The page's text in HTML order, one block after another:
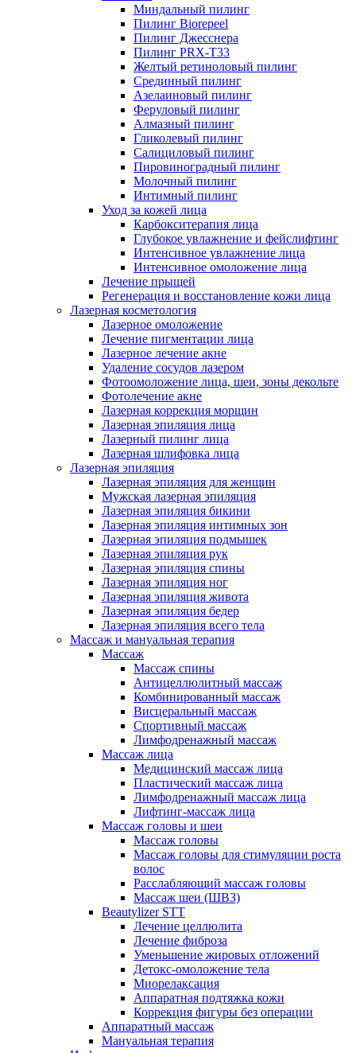
Миндальный пилинг
Пилинг Biorepeel
Пилинг Джесснера
Пилинг PRX-T33
Желтый ретиноловый пилинг
Срединный пилинг
Азелаиновый пилинг
Феруловый пилинг
Алмазный пилинг
Гликолевый пилинг
Салициловый пилинг
Пировиноградный пилинг
Молочный пилинг
Интимный пилинг
Уход за кожей лица
Карбокситерапия лица
Глубокое увлажнение и фейслифтинг
Интенсивное увлажнение лица
Интенсивное омоложение лица
Лечение прыщей
Регенерация и восстановление кожи лица
Лазерная косметология
Лазерное омоложение
Лечение пигментации лица
Лазерное лечение акне
Удаление сосудов лазером
Фотоомоложение лица, шеи, зоны декольте
Фотолечение акне
Лазерная коррекция морщин
Лазерная эпиляция лица
Лазерный пилинг лица
Лазерная шлифовка лица
Лазерная эпиляция
Лазерная эпиляция для женщин
Мужская лазерная эпиляция
Лазерная эпиляция бикини
Лазерная эпиляция интимных зон
Лазерная эпиляция подмышек
Лазерная эпиляция рук
Лазерная эпиляция спины
Лазерная эпиляция ног
Лазерная эпиляция живота
Лазерная эпиляция бедер
Лазерная эпиляция всего тела
Массаж и мануальная терапия
Массаж
Массаж спины
Антицеллюлитный массаж
Комбинированный массаж
Висцеральный массаж
Спортивный массаж
Лимфодренажный массаж
Массаж лица
Медицинский массаж лица
Пластический массаж лица
Лимфодренажный массаж лица
Лифтинг-массаж лица
Массаж головы и шеи
Массаж головы
Массаж головы для стимуляции роста
волос
Расслабляющий массаж головы
Массаж шеи (ШВЗ)
Beautylizer STT
Лечение целлюлита
Лечение фиброза
Уменьшение жировых отложений
Детокс-омоложение тела
Миорелаксация
Аппаратная подтяжка кожи
Коррекция фигуры без операции
Аппаратный массаж
Мануальная терапия